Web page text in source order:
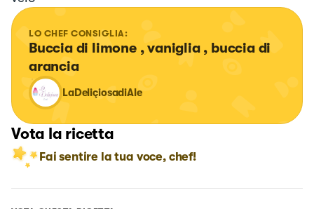
LO CHEF CONSIGLIA:
Buccia di limone , vaniglia , buccia di
arancia
LaDeliçiosadiAle
Vota la ricetta
Fai sentire la tua voce, chef!